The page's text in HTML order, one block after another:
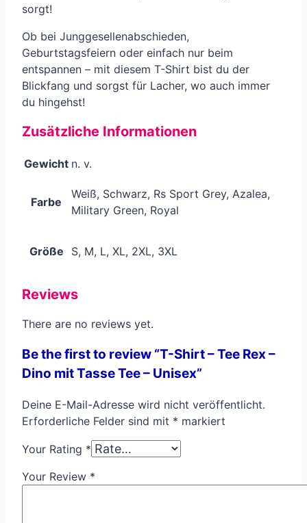
sorgt!
Ob bei Junggesellenabschieden,
Geburtstagsfeiern oder einfach nur beim
entspannen – mit diesem T-Shirt bist du der
Blickfang und sorgst für Lacher, wo auch immer
du hingehst!
Zusätzliche Informationen
Gewicht n. v.
Farbe
Weiß, Schwarz, Rs Sport Grey, Azalea,
Military Green, Royal
Größe S, M, L, XL, 2XL, 3XL
Reviews
There are no reviews yet.
Be the first to review “T-Shirt – Tee Rex –
Dino mit Tasse Tee – Unisex”
Deine E-Mail-Adresse wird nicht veröffentlicht.
Erforderliche Felder sind mit * markiert
Your Rating *
Your Review *